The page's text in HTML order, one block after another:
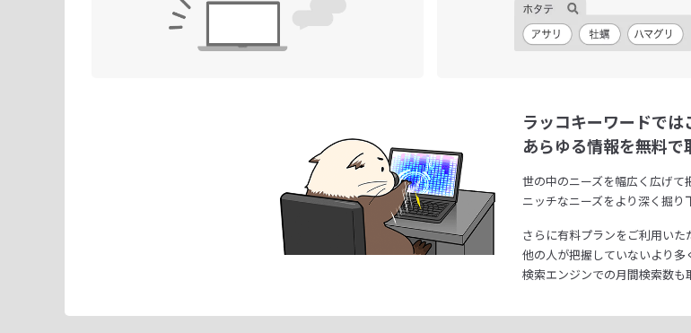
ラッコキーワードで
あらゆる情報を無料で
世の中のニーズを幅広く広げて
ニッチなニーズをより深く掘り
さらに有料プランをご利用いた
他の人が把握していないより多
検索エンジンでの月間検索数も